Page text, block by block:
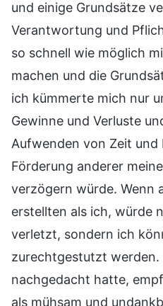
und einige Grundsätze
Verantwortung und
so schnell wie möglich
machen und die
ich kümmerte mich nur
Gewinne und Verluste
Aufwenden von Zeit und
Förderung anderer
verzögern würde. Wenn
erstellten als ich, würde
verletzt, sondern ich
zurechtgestutzt
nachgedacht hatte,
als mühsam und